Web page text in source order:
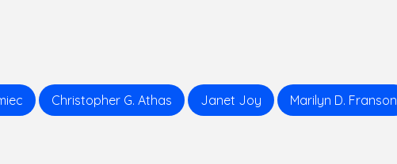
Christopher G. Athas Janet Joy Marilyn D. Franson